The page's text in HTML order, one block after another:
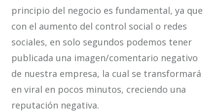
principio del negocio es fundamental, ya que
con el aumento del control social o redes
sociales, en solo segundos podemos tener
publicada una imagen/comentario negativo
de nuestra empresa, la cual se transformará
en viral en pocos minutos, creciendo una
reputación negativa.